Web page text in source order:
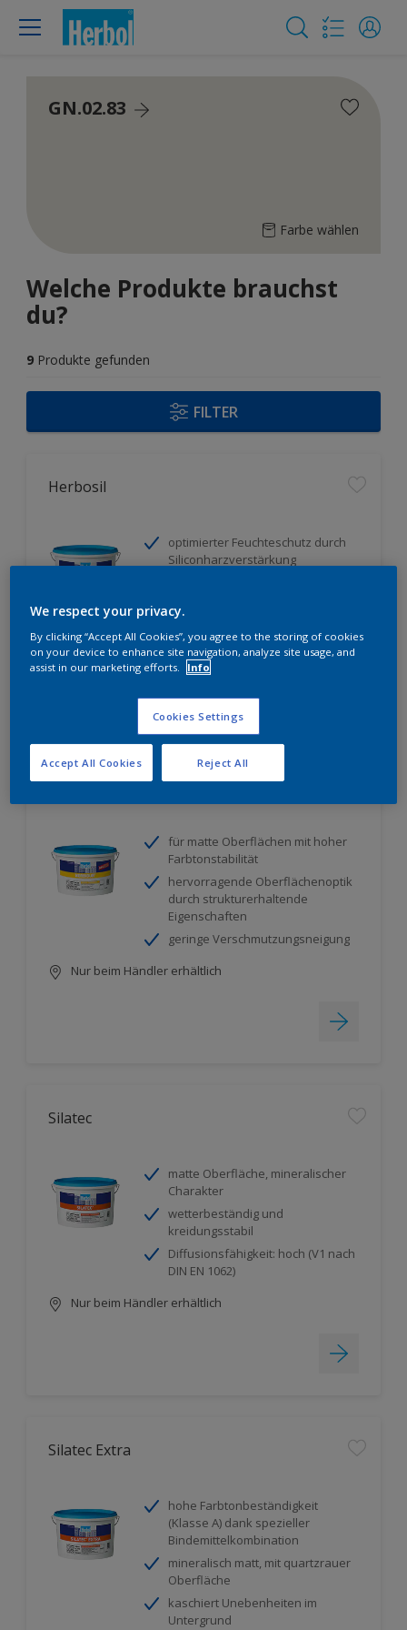
GN.02.83
Farbe wählen
Welche Produkte brauchst
du?
9 Produkte gefunden
FILTER
Herbosil
optimierter Feuchteschutz durch
Siliconharzverstärkung
spannungs - und schwundrissarm
Nur beim Händler erhältlich
Herbidur
für matte Oberflächen mit hoher
Farbtonstabilität
hervorragende Oberflächenoptik
durch strukturerhaltende
Eigenschaften
geringe Verschmutzungsneigung
Nur beim Händler erhältlich
Silatec
matte Oberfläche, mineralischer
Charakter
wetterbeständig und
kreidungsstabil
Diffusionsfähigkeit: hoch (V1 nach
DIN EN 1062)
Nur beim Händler erhältlich
Silatec Extra
hohe Farbtonbeständigkeit
(Klasse A) dank spezieller
Bindemittelkombination
mineralisch matt, mit quartzrauer
Oberfläche
kaschiert Unebenheiten im
Untergrund
We respect your privacy.
By clicking “Accept All Cookies”, you agree to the storing of cookies
on your device to enhance site navigation, analyze site usage, and
assist in our marketing efforts.
Info
Cookies Settings
Reject All
Accept All Cookies